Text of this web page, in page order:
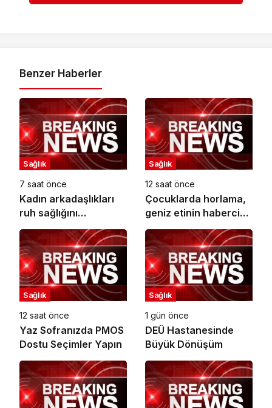
Benzer Haberler
Sağlık
7 saat önce
Kadın arkadaşlıkları
ruh sağlığını
güçlendiriyor!
Sağlık
12 saat önce
Çocuklarda horlama,
geniz etinin habercisi
olabilir!
Sağlık
12 saat önce
Yaz Sofranızda PMOS
Dostu Seçimler Yapın
Sağlık
1 gün önce
DEÜ Hastanesinde
Büyük Dönüşüm